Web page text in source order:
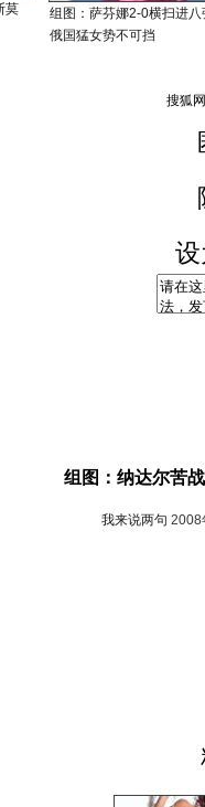
莫
组图：萨芬娜2-0横扫进八
俄国猛女势不可挡
组图：纳达尔苦
我来说两句 2008